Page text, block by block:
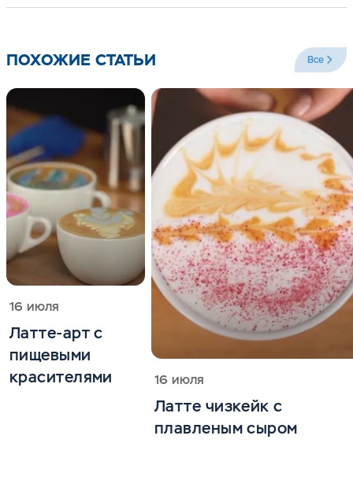
ПОХОЖИЕ СТАТЬИ Все
16 июля
Латте-арт с
пищевыми
красителями
16 июля
Латте чизкейк с
плавленым сыром